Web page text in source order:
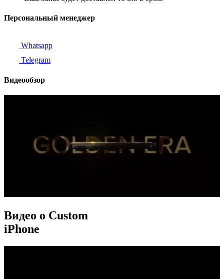
Персональный менеджер
Whatsapp
Telegram
Видеообзор
Видео о Custom
iPhone